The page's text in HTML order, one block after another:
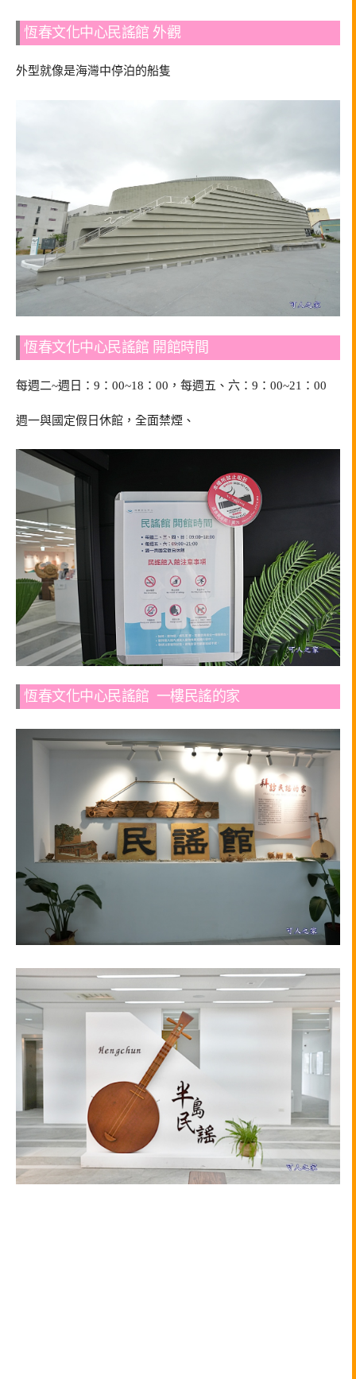
恆春文化中心民謠館 外觀
外型就像是海灣中停泊的船隻
恆春文化中心民謠館 開館時間
每週二~週日：9：00~18：00，每週五、六：9：00~21：00
週一與國定假日休館，全面禁煙、
恆春文化中心民謠館 一樓民謠的家